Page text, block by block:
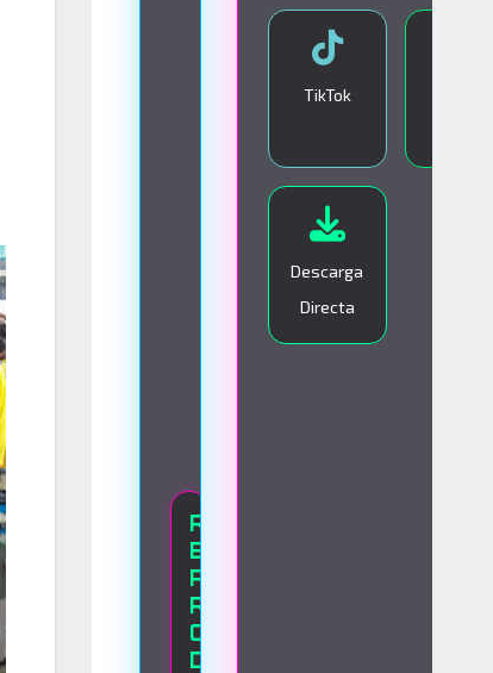
R
E
P
R
O
D
TikTok
Descarga
Directa